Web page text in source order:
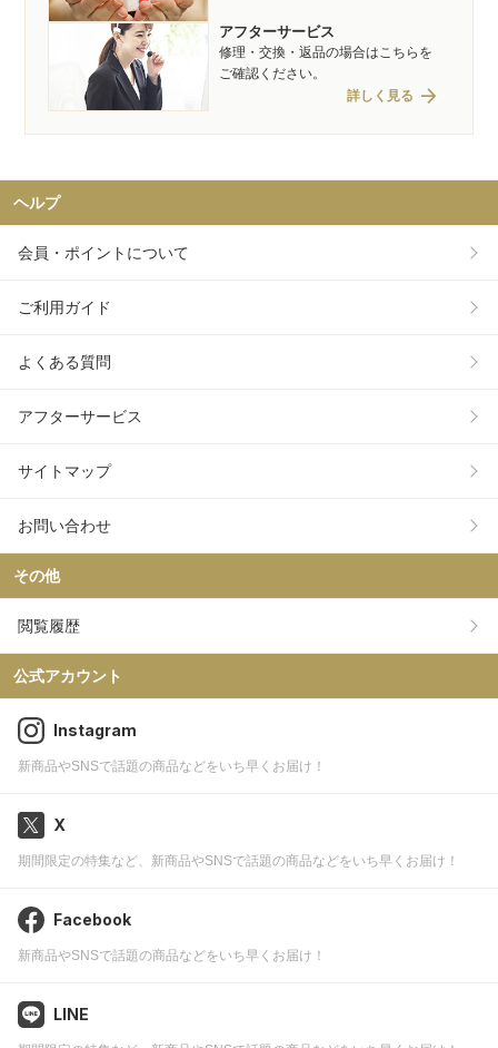
アフターサービス
修理・交換・返品の場合はこちらを
ご確認ください。
詳しく見る arrow_forward
ヘルプ
会員・ポイントについて
ご利用ガイド
よくある質問
アフターサービス
サイトマップ
お問い合わせ
その他
閲覧履歴
公式アカウント
Instagram
新商品やSNSで話題の商品などをいち早くお届け！
X
期間限定の特集など、新商品やSNSで話題の商品などをいち早くお届け！
Facebook
新商品やSNSで話題の商品などをいち早くお届け！
LINE